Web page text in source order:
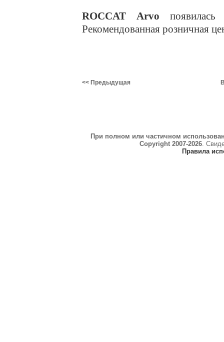
ROCCAT Arvo
Рекомендованная розничная
<< Предыдущая
При полном или частичном
Copyright 2007-2026.
Правила